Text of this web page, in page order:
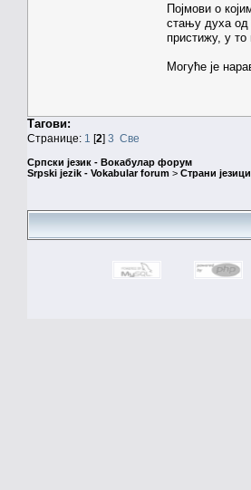
Појмови о
стању духа од
пристижу, у то
Могуће је
Тагови:
Странице: 1 [2] 3 Све
Српски језик - Вокабулар форум
Srpski jezik - Vokabular forum > Страни